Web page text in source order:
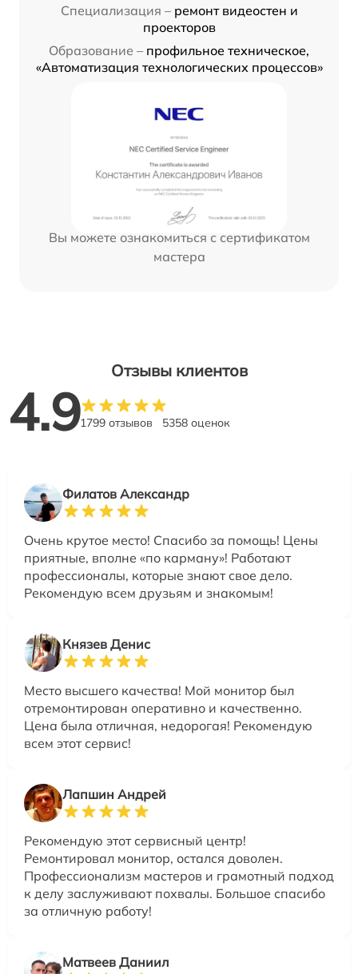
Специализация – ремонт видеостен и
проекторов
Образование – профильное техническое,
«Автоматизация технологических процессов»
Вы можете ознакомиться с сертификатом
мастера
Отзывы клиентов
4.91799 отзывов 5358 оценок
Филатов Александр
Очень крутое место! Спасибо за помощь! Цены
приятные, вполне «по карману»! Работают
профессионалы, которые знают свое дело.
Рекомендую всем друзьям и знакомым!
Князев Денис
Место высшего качества! Мой монитор был
отремонтирован оперативно и качественно.
Цена была отличная, недорогая! Рекомендую
всем этот сервис!
Лапшин Андрей
Рекомендую этот сервисный центр!
Ремонтировал монитор, остался доволен.
Профессионализм мастеров и грамотный подход
к делу заслуживают похвалы. Большое спасибо
за отличную работу!
Матвеев Даниил